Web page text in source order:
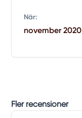
När:
november 2020
Fler recensioner